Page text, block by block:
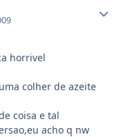
horrivel
colher de azeite
coisa e tal
acho q nw